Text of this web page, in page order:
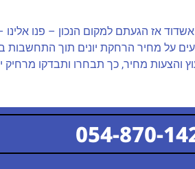
אז הגעתם למקום הנכון – פנו
על מחיר הרחקת יונים תוך התחשבות
והצעות מחיר, כך תבחרו ותבדקו מרחיק
054-